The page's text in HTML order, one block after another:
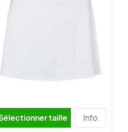
taille Info